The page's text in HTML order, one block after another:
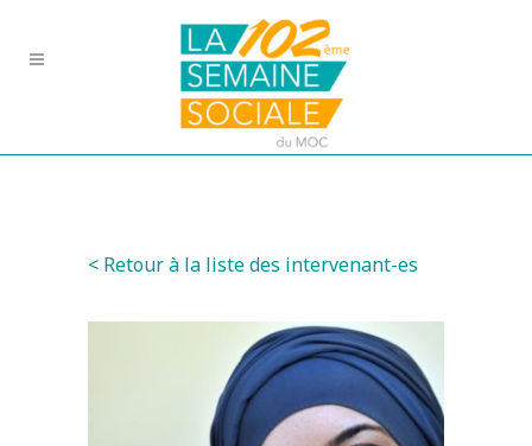
< Retour à la liste des intervenant-es